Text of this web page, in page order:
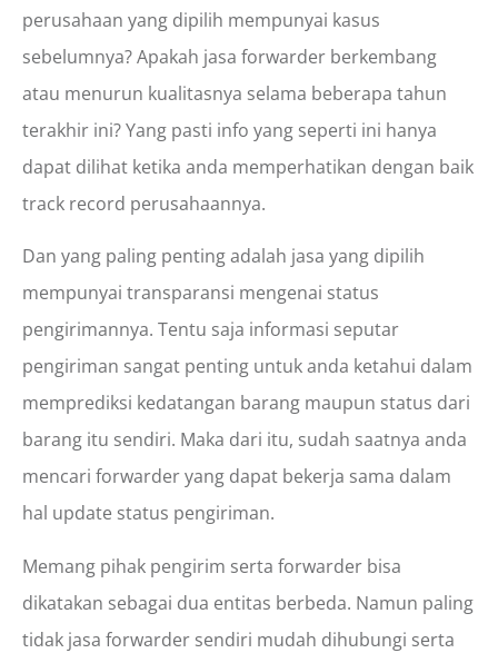
perusahaan yang dipilih mempunyai kasus
sebelumnya? Apakah jasa forwarder berkembang
atau menurun kualitasnya selama beberapa tahun
terakhir ini? Yang pasti info yang seperti ini hanya
dapat dilihat ketika anda memperhatikan dengan baik
track record perusahaannya.
Dan yang paling penting adalah jasa yang dipilih
mempunyai transparansi mengenai status
pengirimannya. Tentu saja informasi seputar
pengiriman sangat penting untuk anda ketahui dalam
memprediksi kedatangan barang maupun status dari
barang itu sendiri. Maka dari itu, sudah saatnya anda
mencari forwarder yang dapat bekerja sama dalam
hal update status pengiriman.
Memang pihak pengirim serta forwarder bisa
dikatakan sebagai dua entitas berbeda. Namun paling
tidak jasa forwarder sendiri mudah dihubungi serta